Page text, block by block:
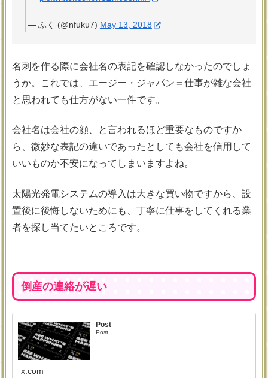
— ふく (@nfuku7) May 13, 2018
名刺を作る際に会社名の表記を確認しなかったのでしょ
うか。これでは、エージー・ジャパン＝仕事が雑な会社
と思われても仕方がない一件です。
会社名は会社の顔、と言われるほど重要なものですか
ら、微妙な表記の違いであったとしても会社を信用して
いいものか不安になってしまいますよね。
太陽光発電システムの導入は大きな買い物ですから、設
置後に後悔しないためにも、丁寧に仕事をしてくれる業
者を探し当てたいところです。
倒産の連絡が遅い
Post
Post
x.com